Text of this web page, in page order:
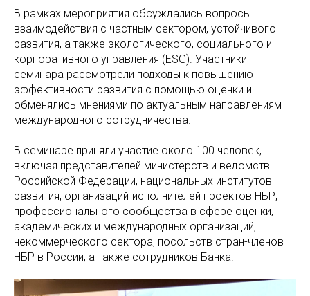
В рамках мероприятия обсуждались вопросы
взаимодействия с частным сектором, устойчивого
развития, а также экологического, социального и
корпоративного управления (ESG). Участники
семинара рассмотрели подходы к повышению
эффективности развития с помощью оценки и
обменялись мнениями по актуальным направлениям
международного сотрудничества.
В семинаре приняли участие около 100 человек,
включая представителей министерств и ведомств
Российской Федерации, национальных институтов
развития, организаций-исполнителей проектов НБР,
профессионального сообщества в сфере оценки,
академических и международных организаций,
некоммерческого сектора, посольств стран-членов
НБР в России, а также сотрудников Банка.